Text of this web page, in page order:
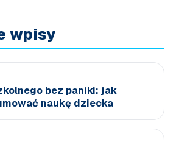
wpisy
bez paniki: jak
naukę dziecka